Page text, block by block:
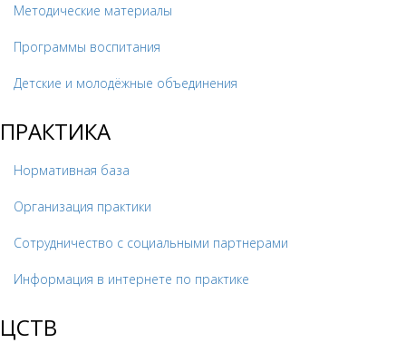
Методические материалы
Программы воспитания
Детские и молодёжные объединения
ПРАКТИКА
Нормативная база
Организация практики
Сотрудничество с социальными партнерами
Информация в интернете по практике
ЦСТВ